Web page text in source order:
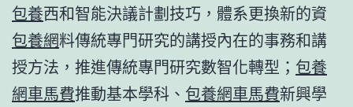
包養西和智能決議計劃技巧，體系更換新的資
包養網料傳統專門研究的講授內在的事務和講
授方法，推進傳統專門研究數智化轉型； 包養
網車馬費推動基本學科、 包養網車馬費新興學